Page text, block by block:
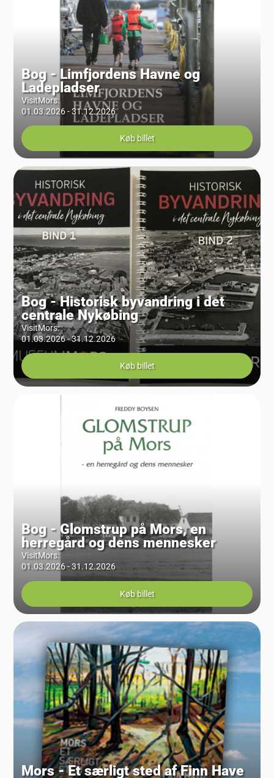
Bog - Limfjordens Havne og
Ladepladser
VisitMors:
01.03.2026 - 31.12.2026
Køb billet
Bog - Historisk byvandring i det
centrale Nykøbing
VisitMors:
01.03.2026 - 31.12.2026
Køb billet
Bog - Glomstrup på Mors, en
herregård og dens mennesker
VisitMors:
01.03.2026 - 31.12.2026
Køb billet
Mors - Et særligt sted af Finn Have